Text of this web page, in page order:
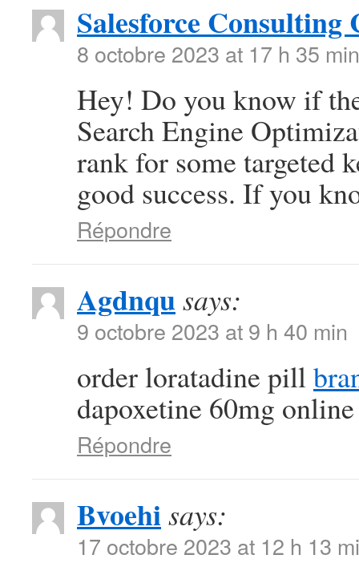
Salesforce Consulting
8 octobre 2023 at 17 h 35 min
Hey! Do you know if
Search Engine
rank for some targeted
good success. If you
Répondre
Agdnqusays:
9 octobre 2023 at 9 h 40 min
order loratadine pill
dapoxetine 60mg
Répondre
Bvoehisays:
17 octobre 2023 at 12 h 13